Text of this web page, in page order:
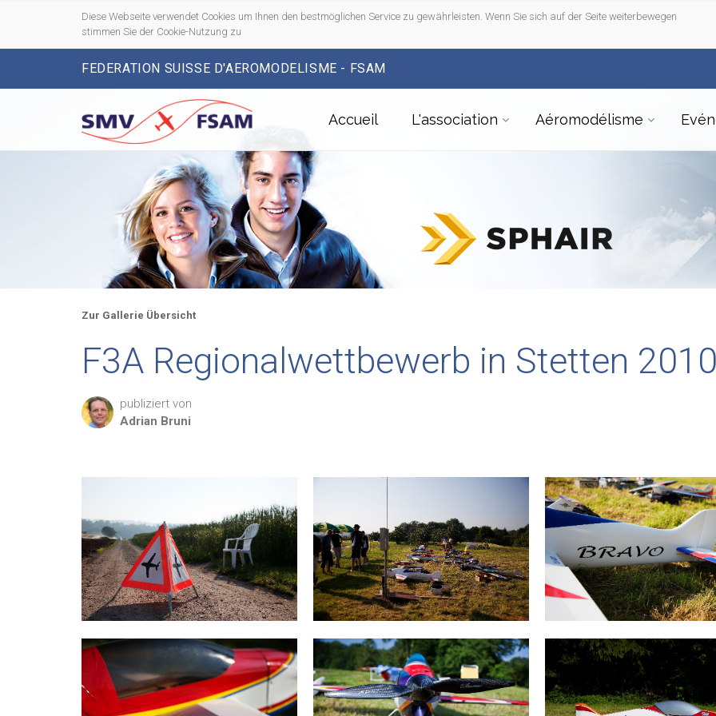
Diese Webseite verwendet Cookies um Ihnen den bestmöglichen Service zu gewährleisten. Wenn Sie sich auf der Seite weiterbewegen
stimmen Sie der Cookie-Nutzung zu
FEDERATION SUISSE D'AEROMODELISME - FSAM
Accueil L'association Aéromodélisme
Zur Gallerie Übersicht
F3A Regionalwettbewerb in Stetten
publiziert von
Adrian Bruni